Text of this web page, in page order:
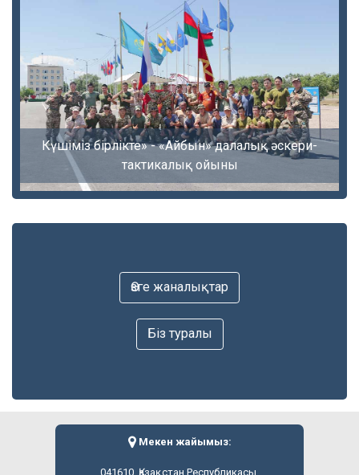
Күшіміз бірлікте» - «Айбын» далалық әскери-
тактикалық ойыны
Өзге жаналықтар
Біз туралы
Мекен жайымыз:
041610, Қазақстан Республикасы,